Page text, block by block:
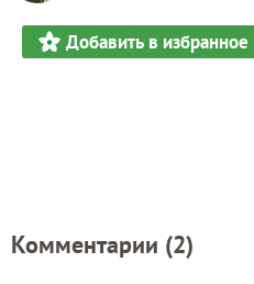
Добавить в избранное
Комментарии (2)